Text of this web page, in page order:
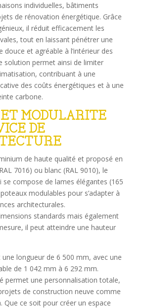
individuelles, bâtiments
de rénovation énergétique. Grâce
il réduit efficacement les
tout en laissant pénétrer une
douce et agréable à l’intérieur des
solution permet ainsi de limiter
contribuant à une
des coûts énergétiques et à une
carbone.
MODULARITE
DE
de haute qualité et proposé en
7016) ou blanc (RAL 9010), le
se compose de lames élégantes (165
modulables pour s’adapter à
architecturales.
standards mais également
il peut atteindre une hauteur
longueur de 6 500 mm, avec une
de 1 042 mm à 6 292 mm.
permet une personnalisation totale,
de construction neuve comme
Que ce soit pour créer un espace